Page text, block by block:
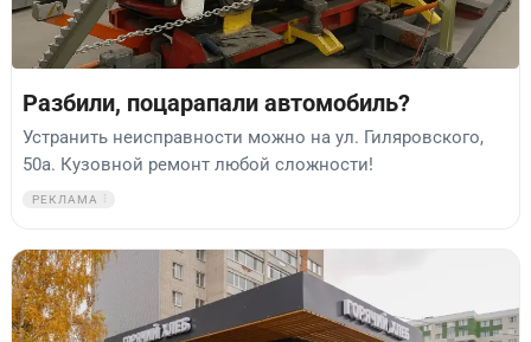
Разбили, поцарапали автомобиль?
Устранить неисправности можно на ул. Гиляровского,
50а. Кузовной ремонт любой сложности!
РЕКЛАМА